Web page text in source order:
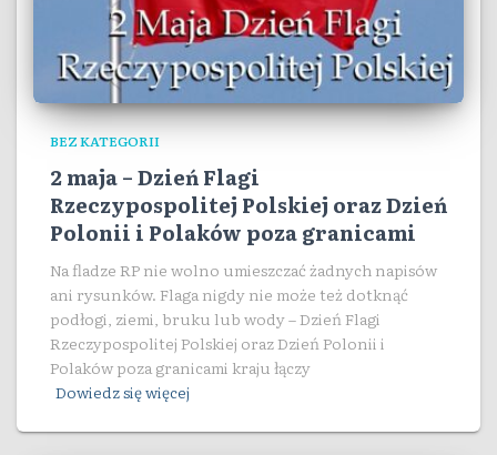
BEZ KATEGORII
2 maja – Dzień Flagi
Rzeczypospolitej Polskiej oraz Dzień
Polonii i Polaków poza granicami
Na fladze RP nie wolno umieszczać żadnych napisów
ani rysunków. Flaga nigdy nie może też dotknąć
podłogi, ziemi, bruku lub wody – Dzień Flagi
Rzeczypospolitej Polskiej oraz Dzień Polonii i
Polaków poza granicami kraju łączy
Dowiedz się więcej